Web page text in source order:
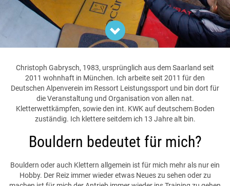

Christoph Gabrysch, 1983, ursprünglich aus dem Saarland seit
2011 wohnhaft in München. Ich arbeite seit 2011 für den
Deutschen Alpenverein im Ressort Leistungssport und bin dort für
die Veranstaltung und Organisation von allen nat.
Kletterwettkämpfen, sowie den int. KWK auf deutschem Boden
zuständig. Ich klettere seitdem ich 13 Jahre alt bin.
Bouldern bedeutet für mich?
Bouldern oder auch Klettern allgemein ist für mich mehr als nur ein
Hobby. Der Reiz immer wieder etwas Neues zu sehen oder zu